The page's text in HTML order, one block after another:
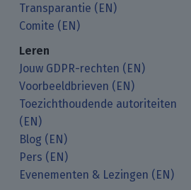
Transparantie (EN)
Comite (EN)
Leren
Jouw GDPR-rechten (EN)
Voorbeeldbrieven (EN)
Toezichthoudende autoriteiten
(EN)
Blog (EN)
Pers (EN)
Evenementen & Lezingen (EN)